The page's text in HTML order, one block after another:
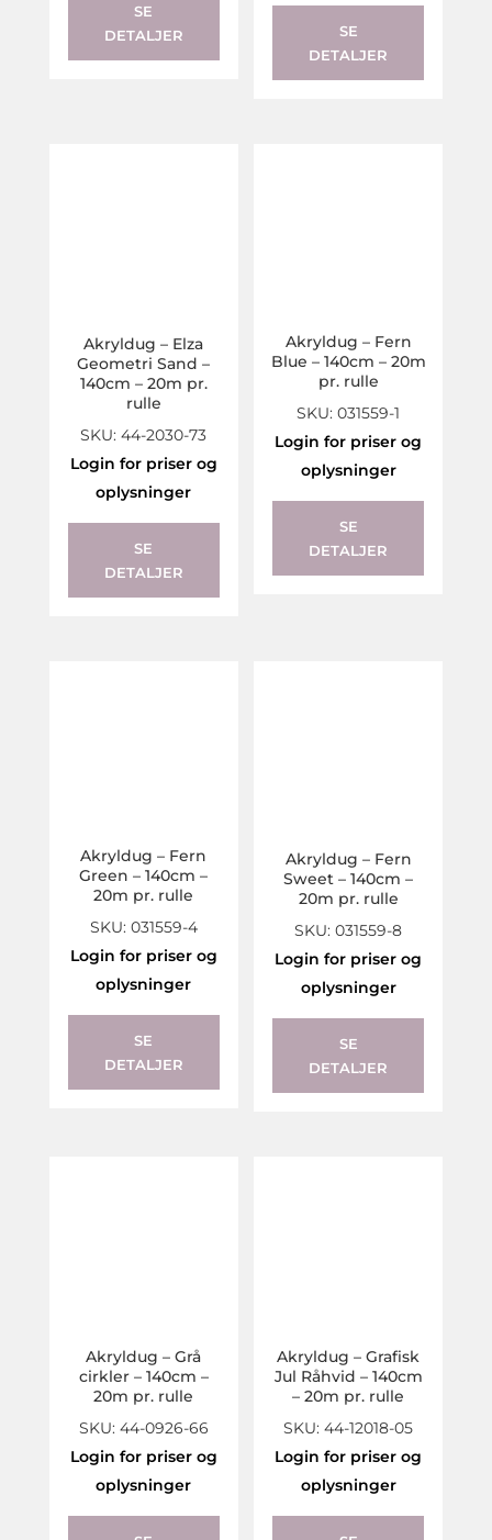
SE
DETALJER
SE
DETALJER
Akryldug – Elza
Geometri Sand –
140cm – 20m pr.
rulle
SKU: 44-2030-73
Login for priser og
oplysninger
SE
DETALJER
Akryldug – Fern
Blue – 140cm – 20m
pr. rulle
SKU: 031559-1
Login for priser og
oplysninger
SE
DETALJER
Akryldug – Fern
Green – 140cm –
20m pr. rulle
SKU: 031559-4
Login for priser og
oplysninger
SE
DETALJER
Akryldug – Fern
Sweet – 140cm –
20m pr. rulle
SKU: 031559-8
Login for priser og
oplysninger
SE
DETALJER
Akryldug – Grå
cirkler – 140cm –
20m pr. rulle
SKU: 44-0926-66
Login for priser og
oplysninger
Akryldug – Grafisk
Jul Råhvid – 140cm
– 20m pr. rulle
SKU: 44-12018-05
Login for priser og
oplysninger